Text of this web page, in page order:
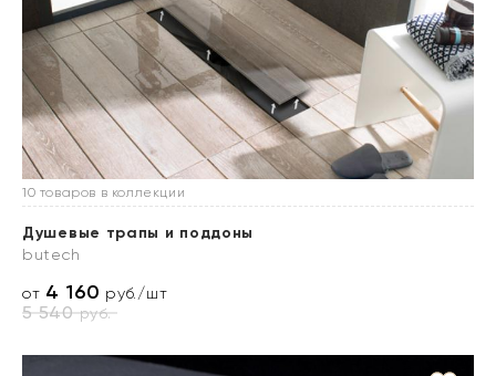
10 товаров в коллекции
Душевые трапы и поддоны
butech
от 4 160 руб./шт
5 540руб.